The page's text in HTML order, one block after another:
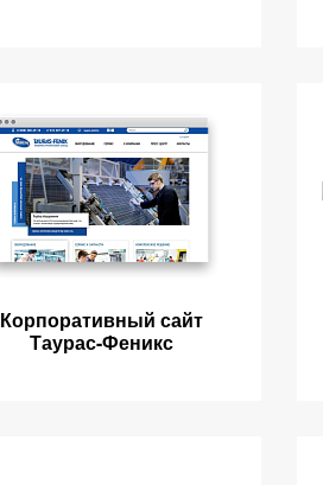
Корпоративный сайт
Таурас-Феникс